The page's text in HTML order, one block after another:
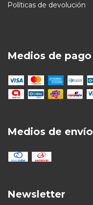
Políticas de devolución
Medios de pago
Medios de envío
Newsletter